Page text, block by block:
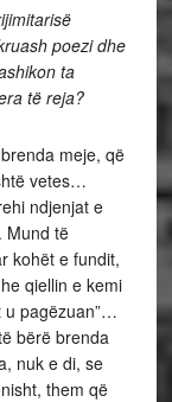
poezi dhe
ta
të reja?
meje, që
vetes…
ndjenjat e
Mund të
kohët e fundit,
qiellin e kemi
u pagëzuan”…
bërë brenda
nuk e di, se
them që